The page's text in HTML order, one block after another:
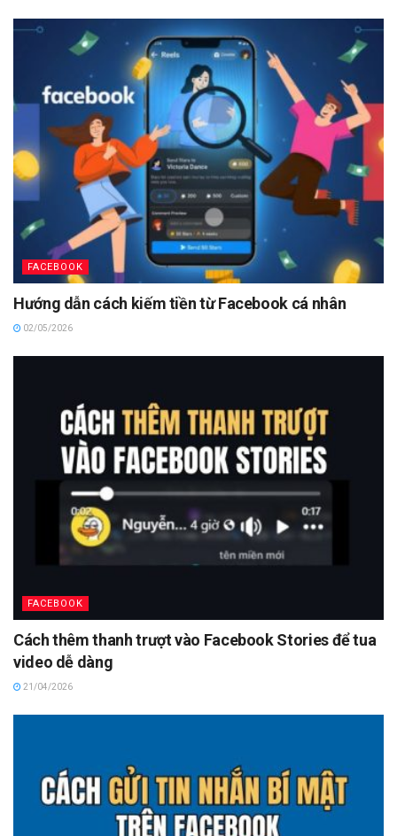
FACEBOOK
Hướng dẫn cách kiếm tiền từ Facebook cá nhân
02/05/2026
FACEBOOK
Cách thêm thanh trượt vào Facebook Stories để tua
video dễ dàng
21/04/2026